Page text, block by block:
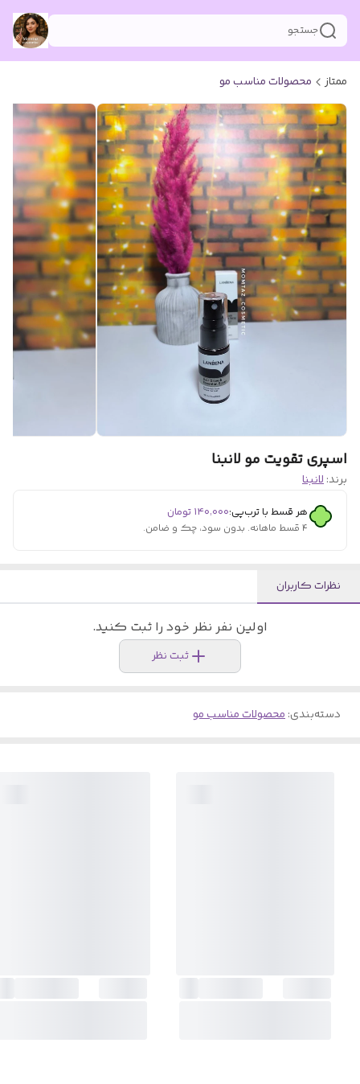
جستجو
ممتاز محصولات مناسب مو
اسپری تقویت مو لانبنا
برند:لانبنا
هر قسط با ترب‌پی:۱۴۰٬۰۰۰ تومان
۴ قسط ماهانه. بدون سود، چک و ضامن.
نظرات کاربران
اولین نفر نظر خود را ثبت کنید.
ثبت نظر
دسته‌بندی:محصولات مناسب مو